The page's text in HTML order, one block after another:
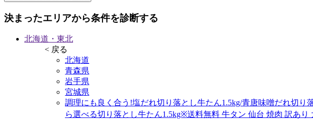
決まったエリアから条件を診断する
北海道・東北
< 戻る
北海道
青森県
岩手県
宮城県
調理にも良く合う!塩だれ切り落とし牛たん1.5kg/青唐味噌だれ切
ら選べる切り落とし牛たん1.5kg※送料無料 牛タン 仙台 焼肉 訳あり